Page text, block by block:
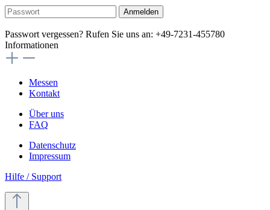
Anmelden
Passwort vergessen? Rufen Sie uns an: +49-7231-455780
Informationen
Messen
Kontakt
Über uns
FAQ
Datenschutz
Impressum
Hilfe / Support